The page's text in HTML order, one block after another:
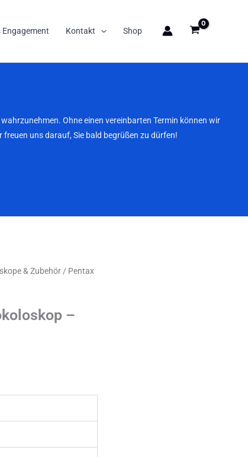
Engagement Kontakt Shop
Ohne einen vereinbarten Termin können wir
uns darauf, Sie bald begrüßen zu dürfen!
& Zubehör / Pentax
–